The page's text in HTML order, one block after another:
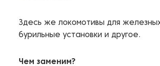
Здесь же локомотивы для
бурильные установки и другое.
Чем заменим?